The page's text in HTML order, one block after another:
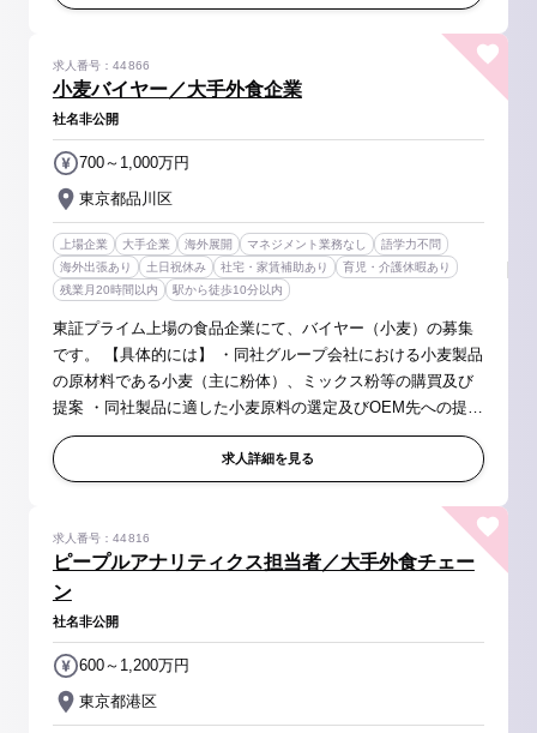
小麦バイヤー／大手外食企業
求人番号：44866
社名非公開
東京都品川区
700～1,000万円
上場企業 大手企業 海外展開 マネジメント業務なし
語学力不問
海外出張あり
土日祝休み 社宅・家賃補助あり
育児・介護休暇あり
残業月20時間以内
駅から徒歩10分以内
東証プライム上場の食品企業にて、バイヤー（小麦）の募集
です。 【具体的には】 ・同社グループ会社における小麦製品
の原材料である小麦（主に粉体）、ミックス粉等の購買及び
提案 ・同社製品に適した小麦原料の選定及びOEM先への提案
と納品管理 ・小麦原材料における品質管理及びお取引先様へ
の提案、折衝 ※出...
求人詳細を見る
ピープルアナリティクス担当者／大手外食チェー
ン
求人番号：44816
社名非公開
東京都港区
600～1,200万円